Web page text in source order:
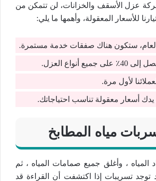
عزل الأسقف والخزانات، لن تتمكن من
للأسعار المعقولة، وأهمها ما يلي:
العام، ستكون هناك صفقات خدمة مستمرة.
أنواع العزل.
لأول مرة.
أسعار معقولة تناسب احتياجاتك.
مياه المطابخ
المياه ، وأغلق جميع صمامات المياه ، ثم
توجد تسريبات إذا اكتشفت أن القراءة قد